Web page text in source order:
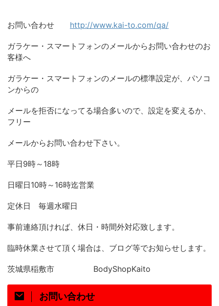
お問い合わせ http://www.kai-to.com/qa/
ガラケー・スマートフォンのメールからお問い合わせのお
客様へ
ガラケー・スマートフォンのメールの標準設定が、パソコ
ンからの
メールを拒否になってる場合多いので、設定を変えるか、
フリー
メールからお問い合わせ下さい。
平日9時～ 18時
日曜日10時～ 16時迄営業
定休日 毎週水曜日
事前連絡頂ければ、休日・時間外対応致します。
臨時休業させて頂く場合は、ブログ等でお知らせします。
茨城県稲敷市 BodyShopKaito
お問い合わせ